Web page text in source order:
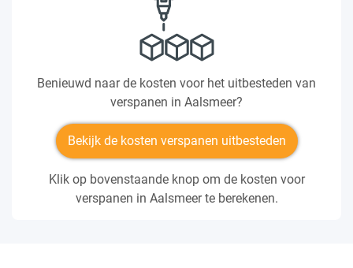
Benieuwd naar de kosten voor het uitbesteden van
verspanen in Aalsmeer?
Bekijk de kosten verspanen uitbesteden
Klik op bovenstaande knop om de kosten voor
verspanen in Aalsmeer te berekenen.